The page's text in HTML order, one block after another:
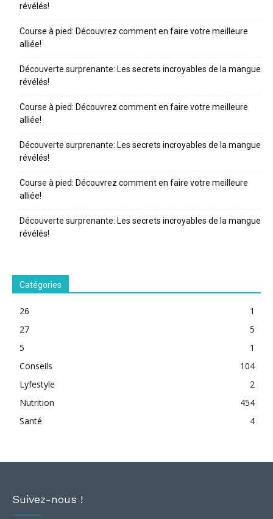
révélés!
Course à pied: Découvrez comment en faire votre meilleure
alliée!
Découverte surprenante: Les secrets incroyables de la mangue
révélés!
Course à pied: Découvrez comment en faire votre meilleure
alliée!
Découverte surprenante: Les secrets incroyables de la mangue
révélés!
Course à pied: Découvrez comment en faire votre meilleure
alliée!
Découverte surprenante: Les secrets incroyables de la mangue
révélés!
Catégories
26
1
27
5
5
1
Conseils
104
Lyfestyle
2
Nutrition
454
Santé
4
Suivez-nous !